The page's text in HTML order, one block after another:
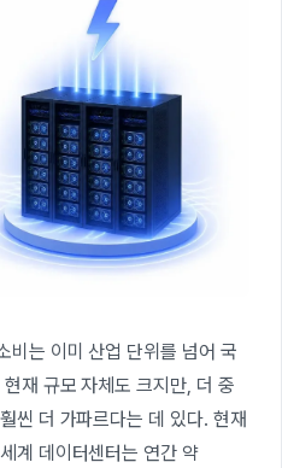
비는 이미 산업 단위를 넘어 국
재 규모 자체도 크지만, 더 중
씬 더 가파르다는 데 있다. 현재
계 데이터센터는 연간 약